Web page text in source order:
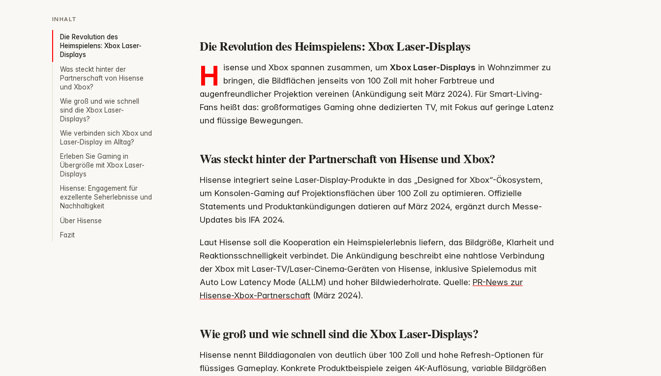
INHALT
Die Revolution des
Heimspielens: Xbox Laser-
Displays
Was steckt hinter der
Partnerschaft von Hisense
und Xbox?
Wie groß und wie schnell
sind die Xbox Laser-
Displays?
Wie verbinden sich Xbox und
Laser-Display im Alltag?
Erleben Sie Gaming in
Übergröße mit Xbox Laser-
Displays
Hisense: Engagement für
exzellente Seherlebnisse und
Nachhaltigkeit
Über Hisense
Fazit
Die Revolution des Heimspielens: Xbox Laser-Displays
H isense und Xbox spannen zusammen, um Xbox Laser-Displays in Wohnzimmer zu
bringen, die Bildflächen jenseits von 100 Zoll mit hoher Farbtreue und
augenfreundlicher Projektion vereinen (Ankündigung seit März 2024). Für Smart-Living-
Fans heißt das: großformatiges Gaming ohne dedizierten TV, mit Fokus auf geringe Latenz
und flüssige Bewegungen.
Was steckt hinter der Partnerschaft von Hisense und Xbox?
Hisense integriert seine Laser-Display-Produkte in das „Designed for Xbox“-Ökosystem,
um Konsolen-Gaming auf Projektionsflächen über 100 Zoll zu optimieren. Offizielle
Statements und Produktankündigungen datieren auf März 2024, ergänzt durch Messe-
Updates bis IFA 2024.
Laut Hisense soll die Kooperation ein Heimspielerlebnis liefern, das Bildgröße, Klarheit und
Reaktionsschnelligkeit verbindet. Die Ankündigung beschreibt eine nahtlose Verbindung
der Xbox mit Laser-TV/Laser-Cinema-Geräten von Hisense, inklusive Spielemodus mit
Auto Low Latency Mode (ALLM) und hoher Bildwiederholrate. Quelle: PR-News zur
Hisense-Xbox-Partnerschaft (März 2024).
Wie groß und wie schnell sind die Xbox Laser-Displays?
Hisense nennt Bilddiagonalen von deutlich über 100 Zoll und hohe Refresh-Optionen für
flüssiges Gameplay. Konkrete Produktbeispiele zeigen 4K-Auflösung, variable Bildgrößen